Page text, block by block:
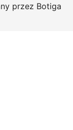
przez Botiga